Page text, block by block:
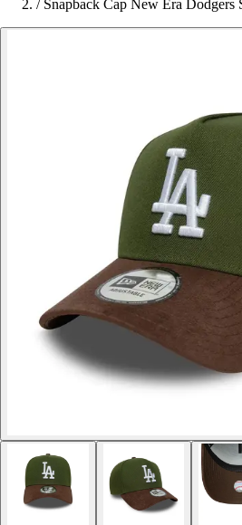
/ Snapback Cap New Era Dodgers